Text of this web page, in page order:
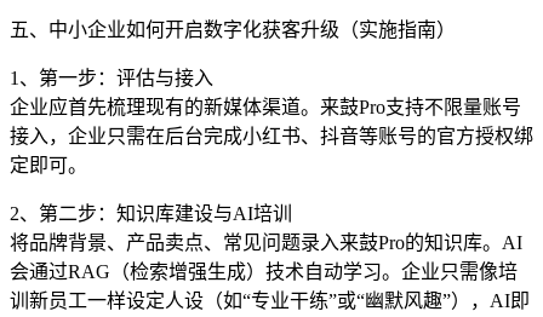
五、中小企业如何开启数字化获客升级（实施指南）
1、第一步：评估与接入
企业应首先梳理现有的新媒体渠道。来鼓Pro支持不限量账号
接入，企业只需在后台完成小红书、抖音等账号的官方授权绑
定即可。
2、第二步：知识库建设与AI培训
将品牌背景、产品卖点、常见问题录入来鼓Pro的知识库。AI
会通过RAG（检索增强生成）技术自动学习。企业只需像培
训新员工一样设定人设（如“专业干练”或“幽默风趣”），AI即